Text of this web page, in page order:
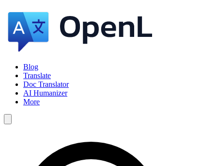
Blog
Translate
Doc Translator
AI Humanizer
More